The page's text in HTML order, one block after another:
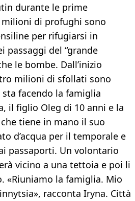
durante le prime
di profughi sono
per rifugiarsi in
passaggi del “grande
le bombe. Dall’inizio
milioni di sfollati sono
facendo la famiglia
il figlio Oleg di 10 anni e la
tiene in mano il suo
d’acqua per il temporale e
passaporti. Un volontario
vicino a una tettoia e poi li
«Riuniamo la famiglia. Mio
racconta Iryna. Città